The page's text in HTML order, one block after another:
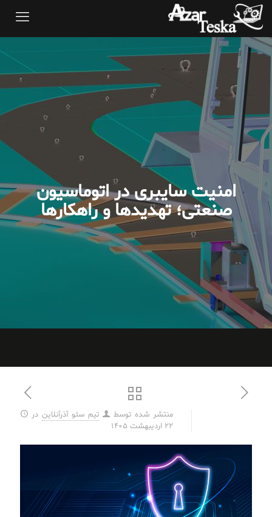
امنیت سایبری در اتوماسیون
صنعتی؛ تهدیدها و راهکارها
منتشر شده توسط تیم سئو آذرآنلاین در
22 اردیبهشت 1405